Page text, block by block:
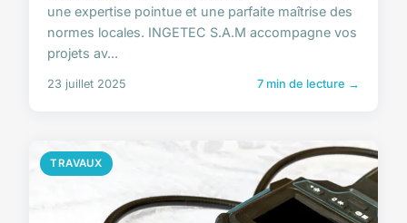
une expertise pointue et une parfaite maîtrise des
normes locales. INGETEC S.A.M accompagne vos
projets av...
23 juillet 2025 7 min de lecture →
TRAVAUX